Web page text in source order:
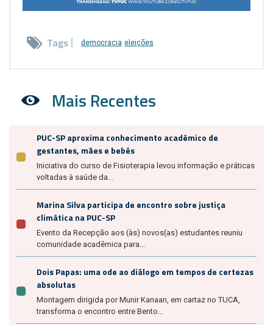
Tags democracia eleições
Mais Recentes
PUC-SP aproxima conhecimento acadêmico de
gestantes, mães e bebês
Iniciativa do curso de Fisioterapia levou informação e práticas
voltadas à saúde da...
Marina Silva participa de encontro sobre justiça
climática na PUC-SP
Evento da Recepção aos (às) novos(as) estudantes reuniu
comunidade acadêmica para...
Dois Papas: uma ode ao diálogo em tempos de certezas
absolutas
Montagem dirigida por Munir Kanaan, em cartaz no TUCA,
transforma o encontro entre Bento...